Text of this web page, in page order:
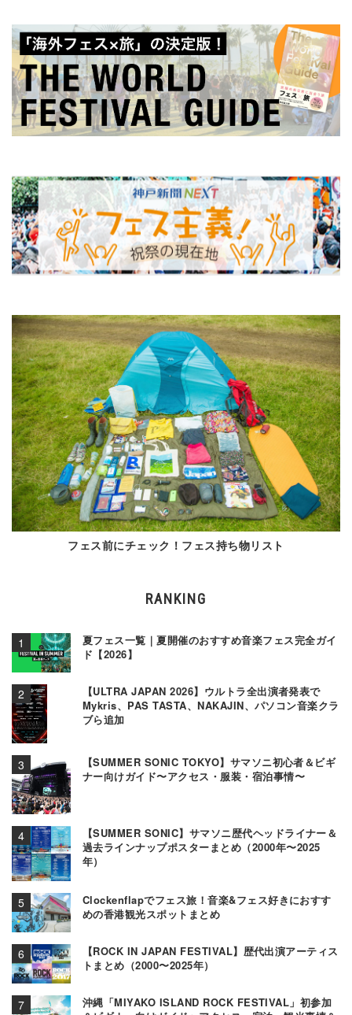
フェス前にチェック！フェス持ち物リスト
RANKING
夏フェス一覧｜夏開催のおすすめ音楽フェス完全ガイ
ド【2026】
【ULTRA JAPAN 2026】ウルトラ全出演者発表で
Mykris、PAS TASTA、NAKAJIN、パソコン音楽クラ
ブら追加
【SUMMER SONIC TOKYO】サマソニ初心者＆ビギ
ナー向けガイド〜アクセス・服装・宿泊事情〜
【SUMMER SONIC】サマソニ歴代ヘッドライナー＆
過去ラインナップポスターまとめ（2000年〜2025
年）
Clockenflapでフェス旅！音楽&フェス好きにおすす
めの香港観光スポットまとめ
【ROCK IN JAPAN FESTIVAL】歴代出演アーティス
トまとめ（2000〜2025年）
沖縄「MIYAKO ISLAND ROCK FESTIVAL」初参加